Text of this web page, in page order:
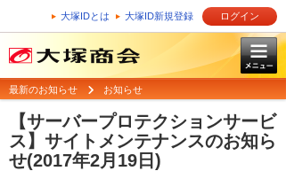
大塚IDとは 大塚ID新規登録 ログイン
最新のお知らせ お知らせ
【サーバープロテクションサービ
ス】サイトメンテナンスのお知ら
せ(2017年2月19日)